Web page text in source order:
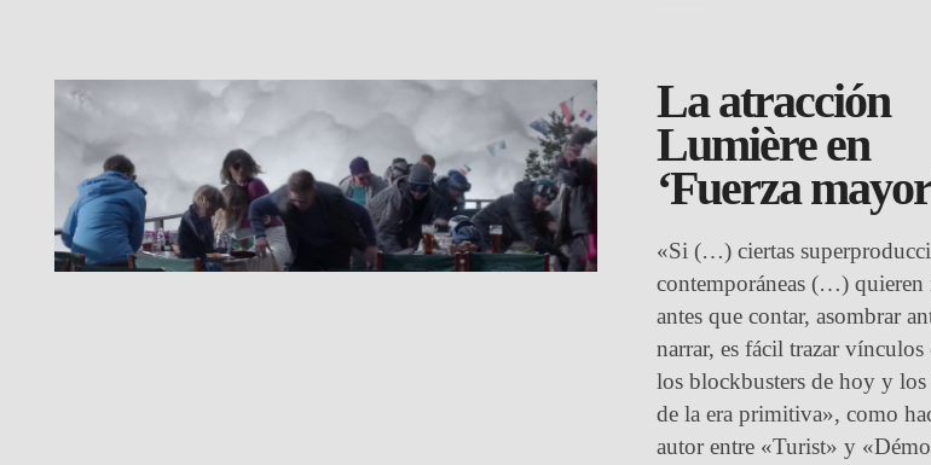
La atracción
Lumière en
‘Fuerza
«Si (…) ciertas
contemporáneas (…) quieren
antes que contar, asombrar
narrar, es fácil trazar vínculos
los blockbusters de hoy y
de la era primitiva», como
autor entre «Turist» y